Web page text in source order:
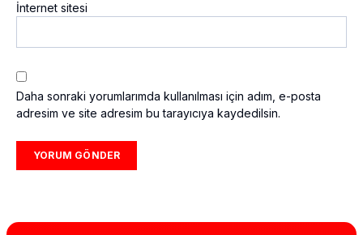
İnternet sitesi
Daha sonraki yorumlarımda kullanılması için adım, e-posta
adresim ve site adresim bu tarayıcıya kaydedilsin.